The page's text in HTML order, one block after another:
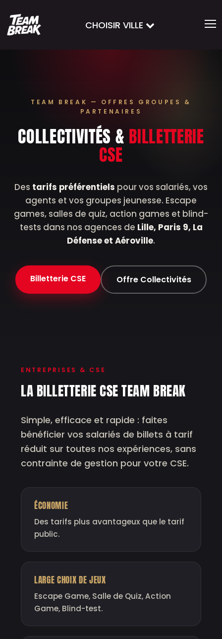
CHOISIR VILLE
TEAM BREAK — OFFRES GROUPES &
PARTENAIRES
COLLECTIVITÉS & BILLETTERIE
CSE
Des tarifs préférentiels pour vos salariés, vos
agents et vos groupes jeunesse. Escape
games, salles de quiz, action games et blind-
tests dans nos agences de Lille, Paris 9, La
Défense et Aéroville.
Billetterie CSE Offre Collectivités
ENTREPRISES & CSE
LA BILLETTERIE CSE TEAM BREAK
Simple, efficace et rapide : faites
bénéficier vos salariés de billets à tarif
réduit sur toutes nos expériences, sans
contrainte de gestion pour votre CSE.
ÉCONOMIE
Des tarifs plus avantageux que le tarif
public.
LARGE CHOIX DE JEUX
Escape Game, Salle de Quiz, Action
Game, Blind-test.